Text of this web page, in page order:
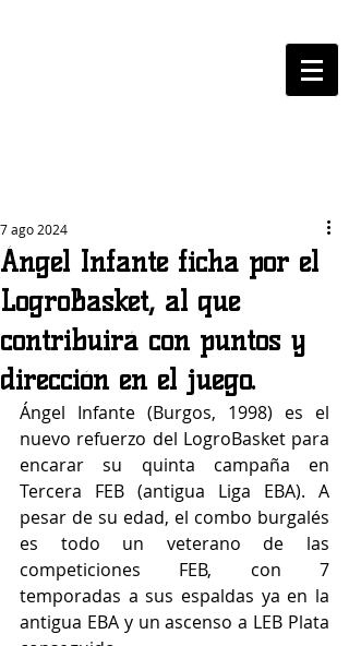
Ángel Infante ficha por el
LogroBasket, al que
contribuirá con puntos y
dirección en el juego.
7 ago 2024
Ángel Infante (Burgos, 1998) es el
nuevo refuerzo del LogroBasket para
encarar su quinta campaña en
Tercera FEB (antigua Liga EBA). A
pesar de su edad, el combo burgalés
es todo un veterano de las
competiciones FEB, con 7
temporadas a sus espaldas ya en la
antigua EBA y un ascenso a LEB Plata